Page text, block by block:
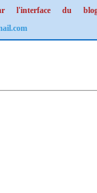
l'interface du